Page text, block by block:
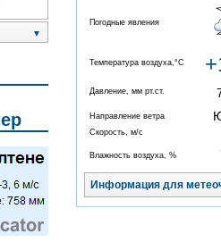
▼
Погодные явления
Температура воздуха,°C
Давление, мм рт.ст.
Направление ветра
Скорость, м/с
Влажность воздуха, %
Информация для